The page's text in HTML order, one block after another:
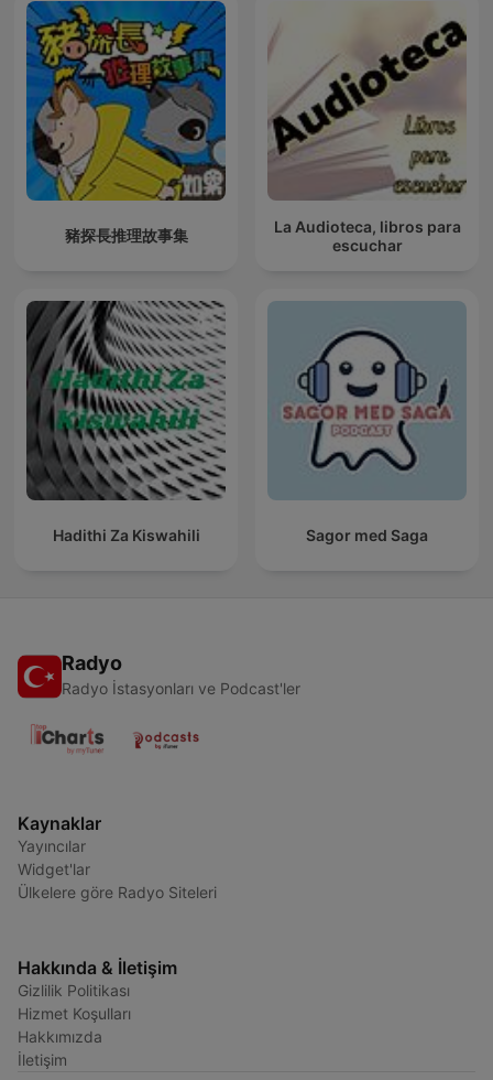
豬探長推理故事集
La Audioteca, libros para
escuchar
Hadithi Za Kiswahili Sagor med Saga
Radyo
Radyo İstasyonları ve Podcast'ler
Kaynaklar
Yayıncılar
Widget'lar
Ülkelere göre Radyo Siteleri
Hakkında & İletişim
Gizlilik Politikası
Hizmet Koşulları
Hakkımızda
İletişim